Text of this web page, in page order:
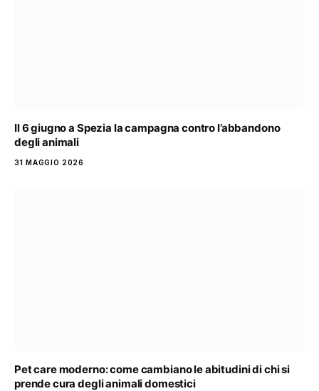
Il 6 giugno a Spezia la campagna contro l’abbandono
degli animali
31 MAGGIO 2026
Pet care moderno: come cambiano le abitudini di chi si
prende cura degli animali domestici